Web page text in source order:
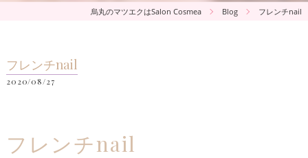
烏丸のマツエクはSalon Cosmea Blog フレンチnail
フレンチnail
2020/08/27
フレンチnail